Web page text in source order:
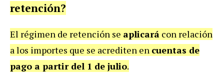
retención?
El régimen de retención se aplicará con relación
a los importes que se acrediten en cuentas de
pago a partir del 1 de julio.